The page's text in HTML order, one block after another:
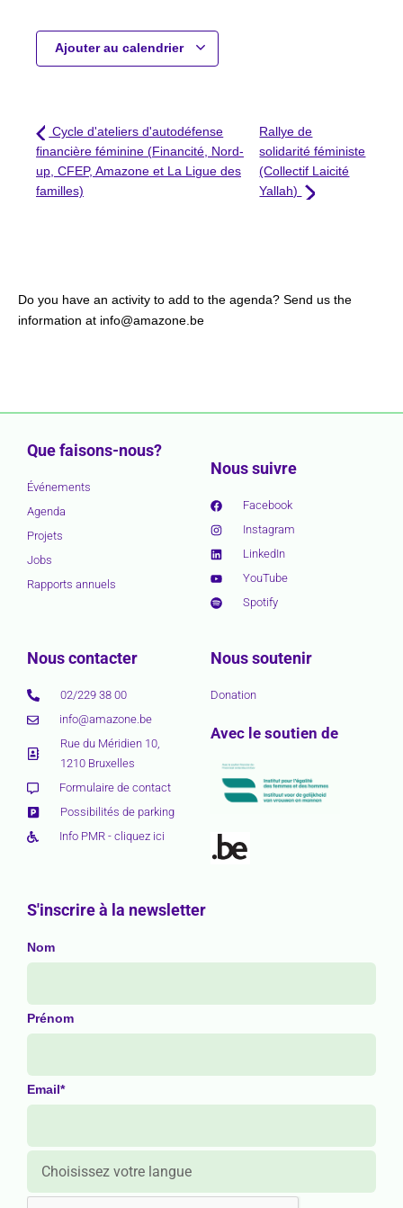
Ajouter au calendrier
Cycle d'ateliers d'autodéfense
financière féminine (Financité, Nord-
up, CFEP, Amazone et La Ligue des
familles)
Rallye de
solidarité féministe
(Collectif Laicité
Yallah)
Do you have an activity to add to the agenda? Send us the
information at info@amazone.be
Que faisons-nous?
Événements
Agenda
Projets
Jobs
Rapports annuels
Nous suivre
Facebook
Instagram
LinkedIn
YouTube
Spotify
Nous contacter
02/229 38 00
info@amazone.be
Rue du Méridien 10,
1210 Bruxelles
Formulaire de contact
Possibilités de parking
Info PMR - cliquez ici
Nous soutenir
Donation
Avec le soutien de
S'inscrire à la newsletter
Nom
Prénom
Email*